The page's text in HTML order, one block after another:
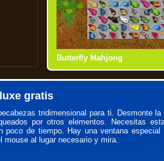
Butterfly Mahjong
Shanghai Dynasty
Mahjong Connect
Mahjong Tiles
gratis
tridimensional para ti. Desmonte
por otros elementos. Necesitas
poco de tiempo. Hay una ventana especial
mouse al lugar necesario y mira.